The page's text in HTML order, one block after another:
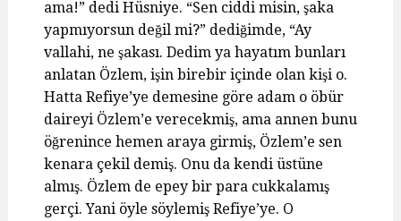
ama!” dedi Hüsniye. “Sen ciddi misin, şaka
yapmıyorsun değil mi?” dediğimde, “Ay
vallahi, ne şakası. Dedim ya hayatım bunları
anlatan Özlem, işin birebir içinde olan kişi o.
Hatta Refiye’ye demesine göre adam o öbür
daireyi Özlem’e verecekmiş, ama annen bunu
öğrenince hemen araya girmiş, Özlem’e sen
kenara çekil demiş. Onu da kendi üstüne
almış. Özlem de epey bir para cukkalamış
gerçi. Yani öyle söylemiş Refiye’ye. O